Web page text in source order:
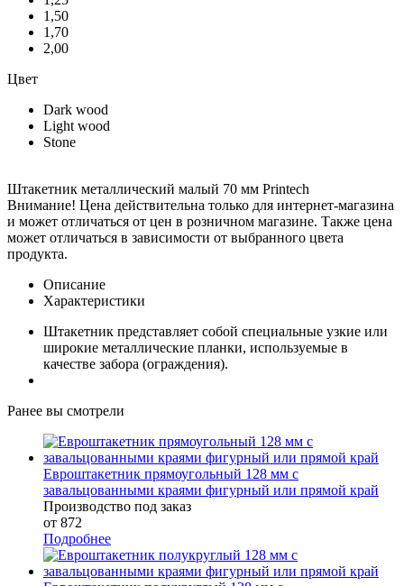
1,50
1,70
2,00
Цвет
Dark wood
Light wood
Stone
Штакетник металлический малый 70 мм Printech
Внимание! Цена действительна только для интернет-магазина
и может отличаться от цен в розничном магазине. Также цена
может отличаться в зависимости от выбранного цвета
продукта.
Описание
Характеристики
Штакетник представляет собой специальные узкие или
широкие металлические планки, используемые в
качестве забора (ограждения).
Ранее вы смотрели
Евроштакетник прямоугольный 128 мм с
завальцованными краями фигурный или прямой край
Производство под заказ
от 872
Подробнее